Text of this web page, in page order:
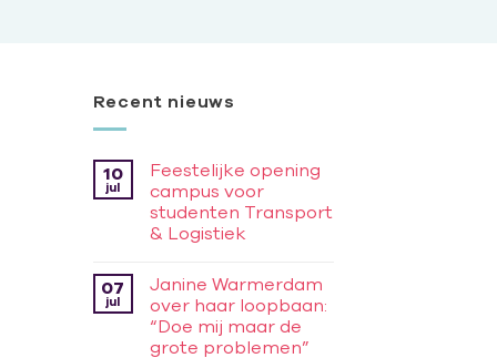
Recent nieuws
10
jul
Feestelijke opening
campus voor
studenten Transport
& Logistiek
07
jul
Janine Warmerdam
over haar loopbaan:
“Doe mij maar de
grote problemen”